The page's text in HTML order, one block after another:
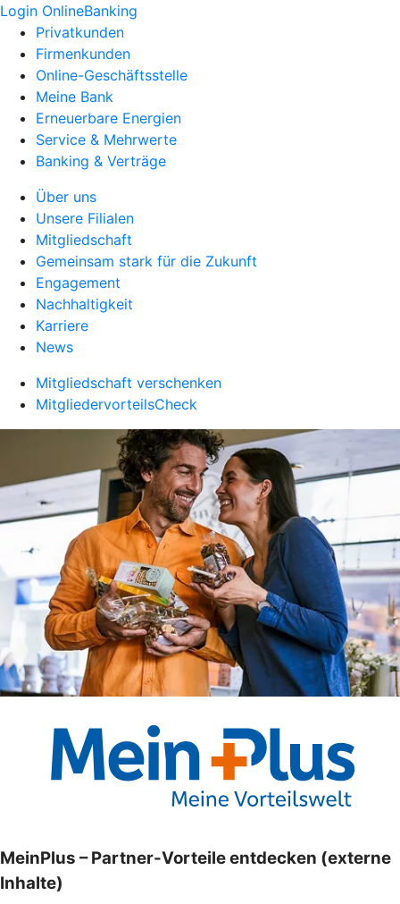
Login OnlineBanking
Privatkunden
Firmenkunden
Online-Geschäftsstelle
Meine Bank
Erneuerbare Energien
Service & Mehrwerte
Banking & Verträge
Über uns
Unsere Filialen
Mitgliedschaft
Gemeinsam stark für die Zukunft
Engagement
Nachhaltigkeit
Karriere
News
Mitgliedschaft verschenken
MitgliedervorteilsCheck
MeinPlus – Partner-Vorteile entdecken (externe
Inhalte)